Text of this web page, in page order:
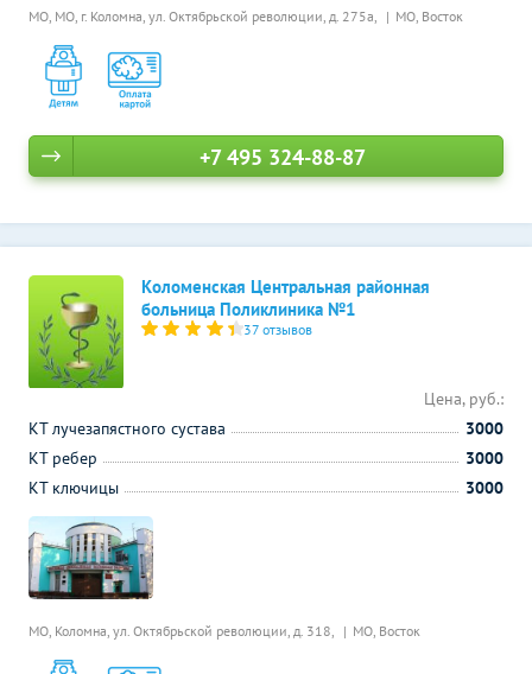
МО, МО, г. Коломна, ул. Октябрьской революции, д. 275а, МО, Восток
+7 495 324-88-87
Коломенская Центральная районная
больница Поликлиника №1
37 отзывов
МО, Коломна, ул. Октябрьской революции, д. 318, МО, Восток
Цена, руб.:
КТ лучезапястного сустава
3000
КТ ребер
3000
КТ ключицы
3000